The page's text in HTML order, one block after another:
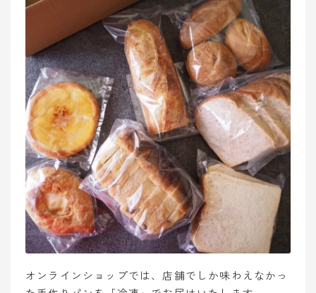
オンラインショップでは、店舗でしか味わえなかっ